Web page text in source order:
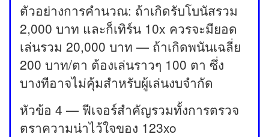
ตัวอย่างการคำนวณ: ถ้าเกิดรับโบนัสรวม
2,000 บาท และก็เทิร์น 10x ควรจะมียอด
เล่นรวม 20,000 บาท — ถ้าเกิดพนันเฉลี่ย
200 บาท/ตา ต้องเล่นราวๆ 100 ตา ซึ่ง
บางทีอาจไม่คุ้มสำหรับผู้เล่นงบจำกัด
หัวข้อ 4 — ฟีเจอร์สำคัญรวมทั้งการตรวจ
ตราความน่าไว้ใจของ 123xo